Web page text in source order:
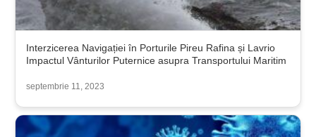
Interzicerea Navigației în Porturile Pireu Rafina și Lavrio
Impactul Vânturilor Puternice asupra Transportului Maritim
septembrie 11, 2023